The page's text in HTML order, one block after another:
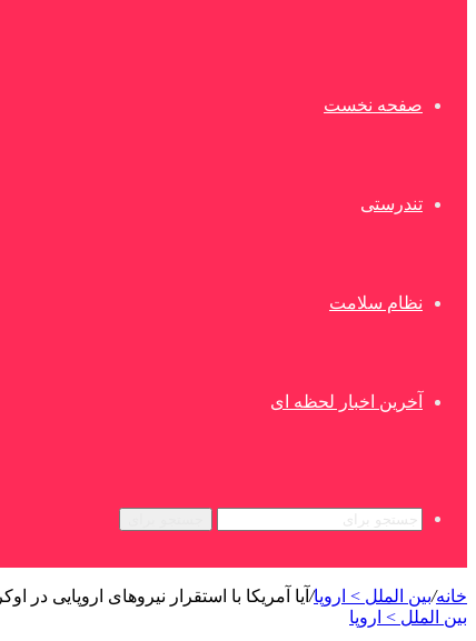
صفحه نخست
تندرستی
نظام سلامت
آخرین اخبار لحظه ای
خانه/بین الملل > اروپا/ آیا آمریکا با استقرار نیروهای اروپایی در
بین الملل > اروپا